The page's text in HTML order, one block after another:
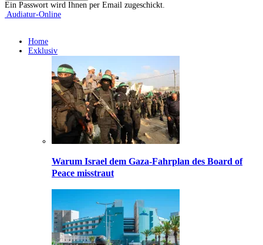
Ein Passwort wird Ihnen per Email zugeschickt.
Audiatur-Online
Home
Exklusiv
Warum Israel dem Gaza-Fahrplan des Board of
Peace misstraut